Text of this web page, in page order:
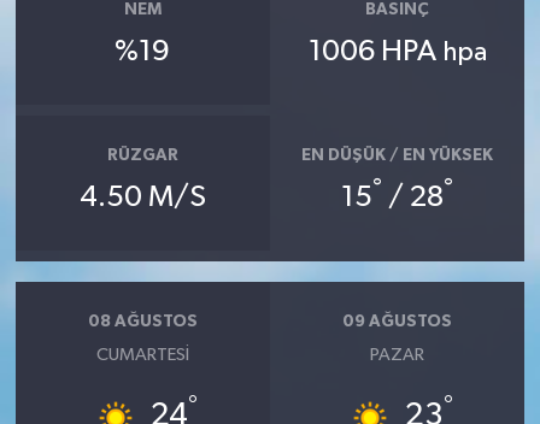
NEM
%19
BASINÇ
1006 HPA hpa
RÜZGAR
4.50 M/S
EN DÜŞÜK / EN YÜKSEK
15° / 28°
08 AĞUSTOS
CUMARTESI
24°
09 AĞUSTOS
PAZAR
23°